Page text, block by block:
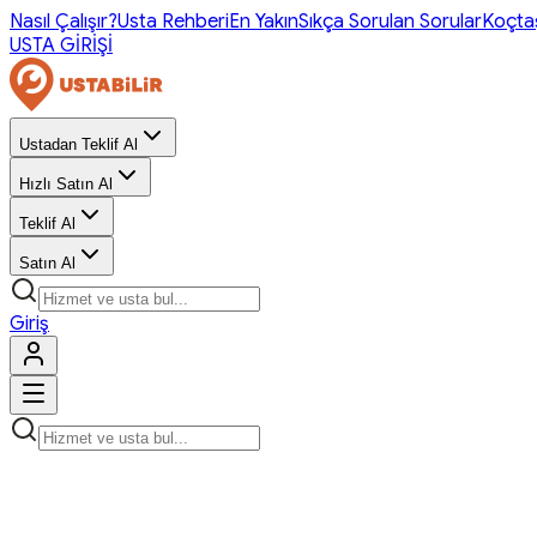
Nasıl Çalışır?Usta RehberiEn YakınSıkça Sorulan Sorular
USTA GİRİŞİ
Ustadan Teklif Al
Hızlı Satın Al
Teklif Al
Satın Al
Giriş